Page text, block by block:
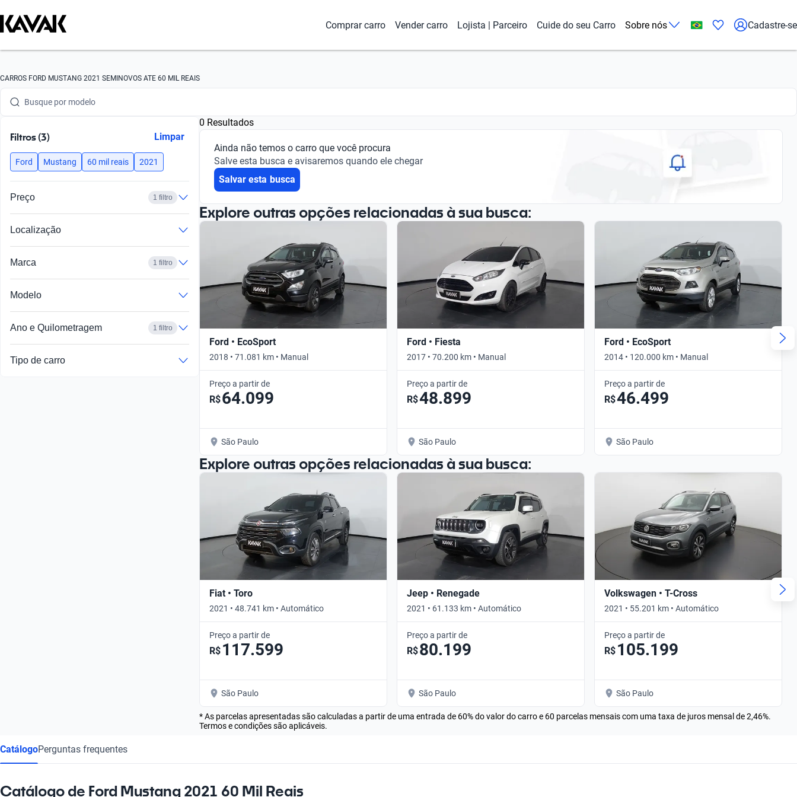
Comprar carro Vender carro Lojista | Parceiro Cuide do seu Carro Sobre nós Cadastre-se
CARROS FORD MUSTANG 2021 SEMINOVOS ATE 60 MIL REAIS
Busque por marca
Busque por modelo
Busque por ano
Busque por marca
Busque por versão
Busque por ano
Filtros (3) Limpar
Ford Mustang 60 mil reais 2021
Preço 1 filtro
Localização
Marca 1 filtro
Modelo
Ano e Quilometragem 1 filtro
Tipo de carro
0 Resultados
Ainda não temos o carro que você procura
Salve esta busca e avisaremos quando ele chegar
Salvar esta busca
Explore outras opções relacionadas à sua busca:
Ford • EcoSport
2018 • 71.081 km • Manual
Preço a partir de
R$64.099
São Paulo
Ford • Fiesta
2017 • 70.200 km • Manual
Preço a partir de
R$48.899
São Paulo
Ford • EcoSport
2014 • 120.000 km • Manual
Preço a partir de
R$46.499
São Paulo
Explore outras opções relacionadas à sua busca:
Fiat • Toro
2021 • 48.741 km • Automático
Preço a partir de
R$ 117.599
São Paulo
Jeep • Renegade
2021 • 61.133 km • Automático
Preço a partir de
R$80.199
São Paulo
Volkswagen • T-Cross
2021 • 55.201 km • Automático
Preço a partir de
R$ 105.199
São Paulo
* As parcelas apresentadas são calculadas a partir de uma entrada de 60% do valor do carro e 60 parcelas mensais com uma taxa de juros mensal de 2,46%.
Termos e condições são aplicáveis.
CatálogoPerguntas frequentes
Catálogo de Ford Mustang 2021 60 Mil Reais